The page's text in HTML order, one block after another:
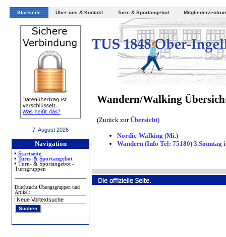
Startseite Über uns & Kontakt Turn- & Sportangebot
7. August 2026
Navigation
Startseite
Turn- & Sportangebot
Turn- & Sportangebot -
Turngruppen
Durchsucht Übungsgruppen und
Artikel:
Wandern/Walking
(Zurück zurÜbersicht)
Nordic-Walking (Mi.)
Wandern (Info Tel: 75180) 3.Sonntag